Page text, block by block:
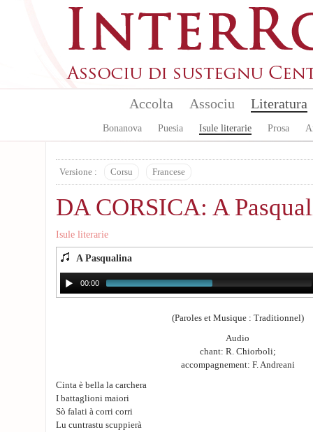
Accolta Associu Literatura
Bonanova Puesia Isule literarie Prosa
Versione : Corsu Francese
DA CORSICA: A
Isule literarie
A Pasqualina
00:00
(Paroles et Musique : Traditionnel)
Audio
chant: R. Chiorboli;
accompagnement: F. Andreani
Cinta è bella la carchera
I battaglioni maiori
Sò falati à corri corri
Lu cuntrastu scuppierà